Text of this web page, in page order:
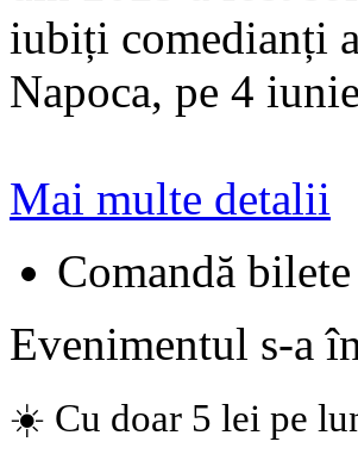
iubiți comedianți
Napoca, pe 4
Mai multe detalii
Comandă bilete
Evenimentul s-a
☀️ Cu doar 5 lei pe